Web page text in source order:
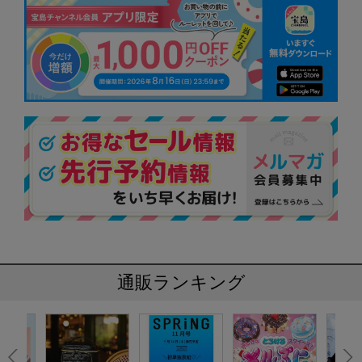
通販ランキング